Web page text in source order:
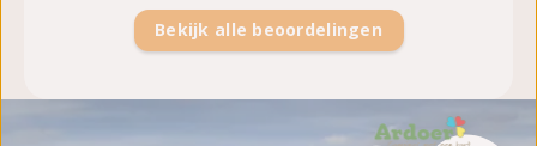
Bekijk alle beoordelingen